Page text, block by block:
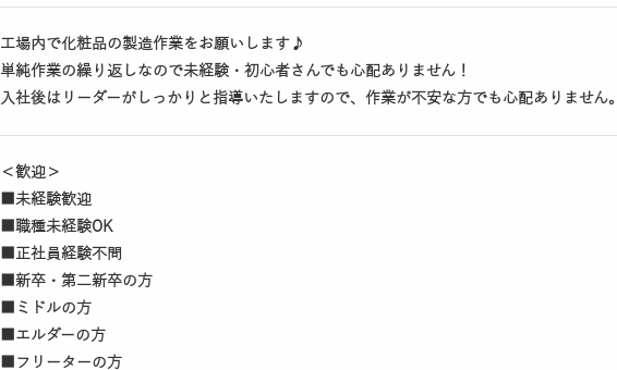
工場内で化粧品の製造作業をお願いします♪
単純作業の繰り返しなので未経験・初心者さんでも心配ありません！
入社後はリーダーがしっかりと指導いたしますので、作業が不安な方でも心配ありません。
＜歓迎＞
■未経験歓迎
■職種未経験OK
■正社員経験不問
■新卒・第二新卒の方
■ミドルの方
■エルダーの方
■フリーターの方